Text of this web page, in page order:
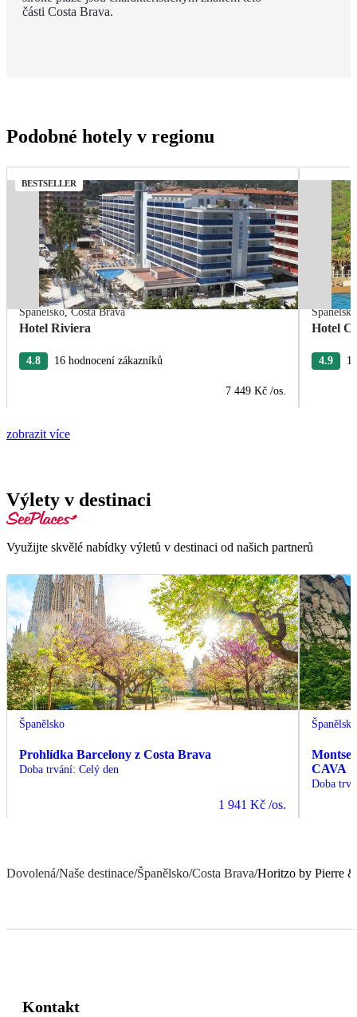
části Costa Brava.
Podobné hotely v regionu
BESTSELLER
Španělsko,Costa Brava
Hotel Riviera
4.8 16 hodnocení zákazníků
7 449 Kč /os.
Španělsko
Hotel
4.9
zobrazit více
Výlety v destinaci
Využijte skvělé nabídky výletů v destinaci od našich partnerů
Španělsko
Prohlídka Barcelony z Costa Brava
Doba trvání: Celý den
1 941 Kč /os.
Španělsko
CAVA
Doba
Dovolená/Naše destinace/Španělsko/Costa Brava/Horitzo by Pierre &
Kontakt